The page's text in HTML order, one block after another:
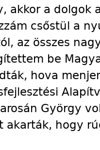
akkor a dolgok
csőstül a
az összes
be
hova
György
akarták, hogy